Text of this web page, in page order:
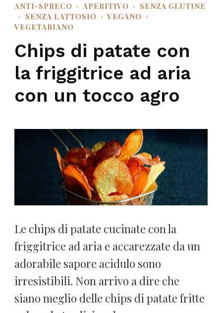
ANTI-SPRECO APERITIVO
SENZA GLUTINE
SENZA LATTOSIO
VEGANO
VEGETARIANO
Chips di patate con
la friggitrice ad aria
con un tocco agro
Le chips di patate cucinate con la
friggitrice ad aria e accarezzate da un
adorabile sapore acidulo sono
irresistibili. Non arrivo a dire che
siano meglio delle chips di patate fritte